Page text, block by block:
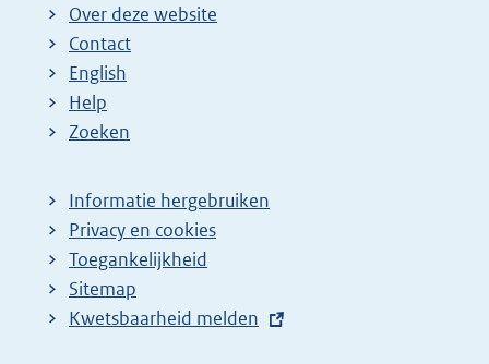
Over deze website
Contact
English
Help
Zoeken
Informatie hergebruiken
Privacy en cookies
Toegankelijkheid
Sitemap
E
Kwetsbaarheid melden